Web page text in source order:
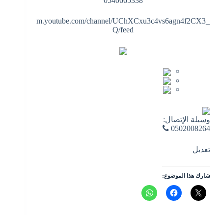
m.youtube.com/channel/UChXCxu3c4vs6agn4f2CX3_
Q/feed
وسيلة الإتصال:
0502008264
تعديل
شارك هذا الموضوع: